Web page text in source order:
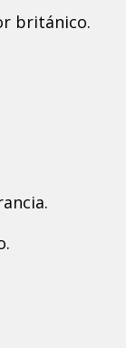
británico.